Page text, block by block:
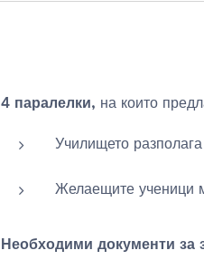
4 паралелки, на които
Училището
Желаещите ученици
Необходими документи за